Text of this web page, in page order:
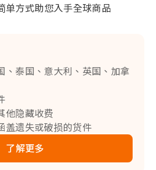
单方式助您入手全球商品
、泰国、意大利、英国、加拿
他隐藏收费
盖遗失或破损的货件
了解更多